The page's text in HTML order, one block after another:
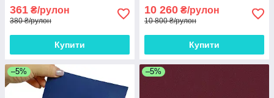
361 ₴/рулон
380 ₴/рулон
Купити
10 260 ₴/рулон
10 800 ₴/рулон
Купити
–5% –5%